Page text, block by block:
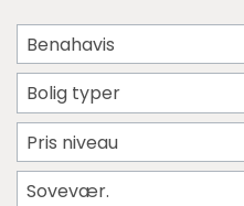
Benahavis
Bolig typer
Pris niveau
Sovevær.